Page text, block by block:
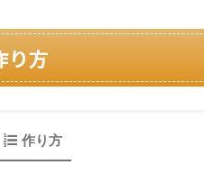
り方
作り方